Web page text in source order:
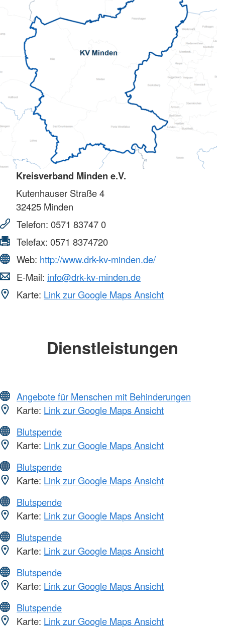
Kreisverband Minden e.V.
Kutenhauser Straße 4
32425 Minden
Telefon: 0571 83747 0
Telefax: 0571 8374720
Web: http://www.drk-kv-minden.de/
E-Mail: info@drk-kv-minden.de
Karte: Link zur Google Maps Ansicht
Dienstleistungen
Angebote für Menschen mit Behinderungen
Karte: Link zur Google Maps Ansicht
Blutspende
Karte: Link zur Google Maps Ansicht
Blutspende
Karte: Link zur Google Maps Ansicht
Blutspende
Karte: Link zur Google Maps Ansicht
Blutspende
Karte: Link zur Google Maps Ansicht
Blutspende
Karte: Link zur Google Maps Ansicht
Blutspende
Karte: Link zur Google Maps Ansicht